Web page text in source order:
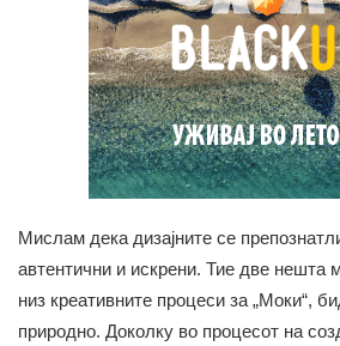
Мислам дека дизајните се
автентични и искрени. Тие две нешта
низ креативните процеси за „Моки“,
природно. Доколку во процесот на